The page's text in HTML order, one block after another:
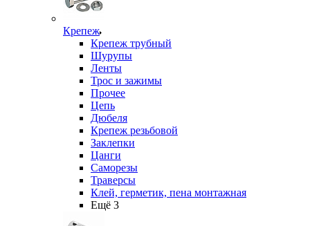
Крепеж
Крепеж трубный
Шурупы
Ленты
Трос и зажимы
Прочее
Цепь
Дюбеля
Крепеж резьбовой
Заклепки
Цанги
Саморезы
Траверсы
Клей, герметик, пена монтажная
Ещё 3